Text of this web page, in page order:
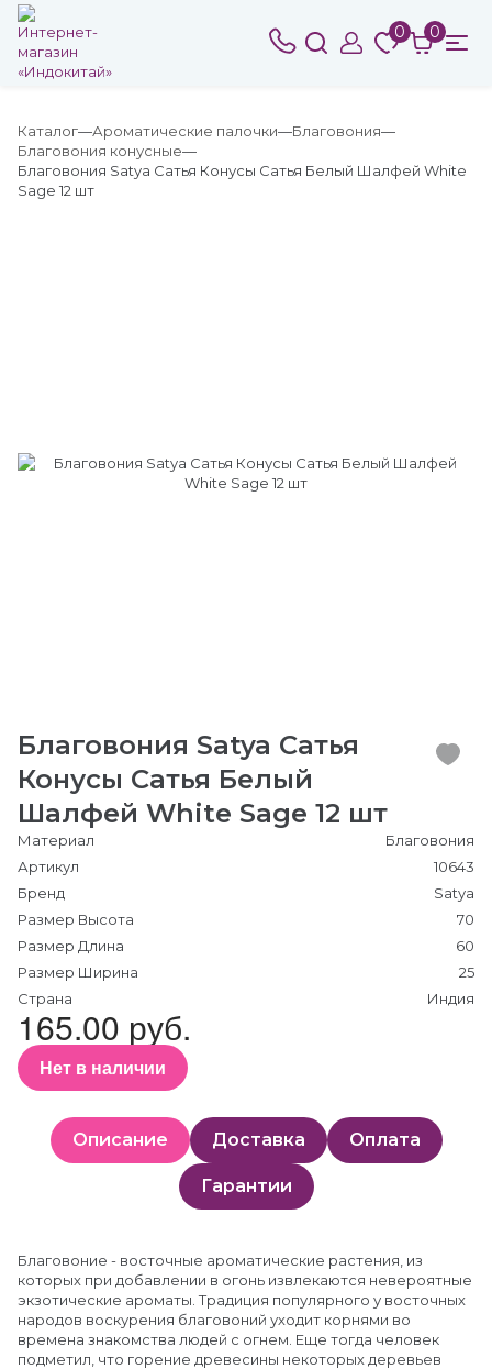
0 0
Каталог Ароматические палочки
Благовония
Благовония конусные
Благовония Satya Сатья Конусы Сатья Белый Шалфей White
Sage 12 шт
Благовония Satya Сатья
Конусы Сатья Белый
Шалфей White Sage 12 шт
Материал
Благовония
Артикул
10643
Бренд
Satya
Размер Высота
70
Размер Длина
60
Размер Ширина
25
Страна
Индия
165.00 руб.
Нет в наличии
Описание Доставка Оплата
Гарантии
Благовоние - восточные ароматические растения, из
которых при добавлении в огонь извлекаются невероятные
экзотические ароматы. Традиция популярного у восточных
народов воскурения благовоний уходит корнями во
времена знакомства людей с огнем. Еще тогда человек
подметил, что горение древесины некоторых деревьев